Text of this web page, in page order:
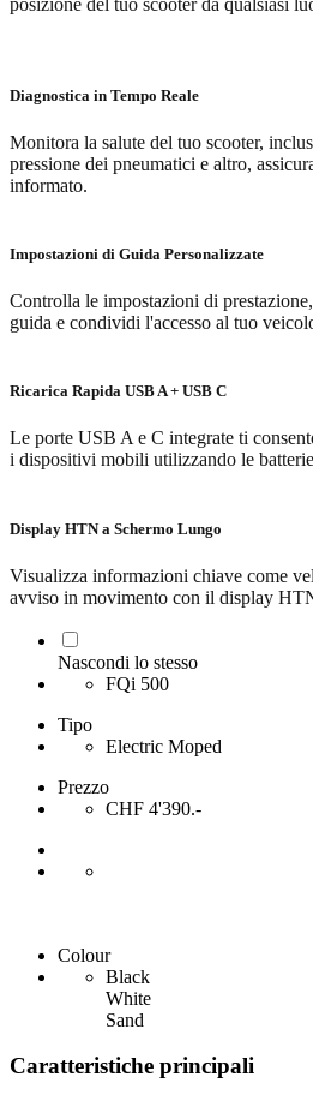
posizione del tuo scooter da qualsiasi
Diagnostica in Tempo Reale
Monitora la salute del tuo scooter,
pressione dei pneumatici e altro,
informato.
Impostazioni di Guida Personalizzate
Controlla le impostazioni di
guida e condividi l'accesso al tuo
Ricarica Rapida USB A + USB C
Le porte USB A e C integrate ti
i dispositivi mobili utilizzando le
Display HTN a Schermo Lungo
Visualizza informazioni chiave come
avviso in movimento con il display
Nascondi lo stesso
FQi 500
Tipo
Electric Moped
Prezzo
CHF 4'390.-
Colour
Black
White
Sand
Caratteristiche principali